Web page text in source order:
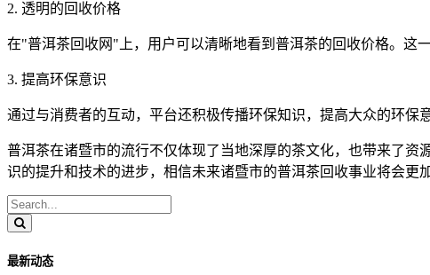
2. 透明的回收价格
在"普洱茶回收网"上，用户可以清晰地看到普洱茶的回收价格。这
3. 提高环保意识
通过与消费者的互动，平台还积极传播环保知识，提高大众的环保
普洱茶在诸暨市的流行不仅体现了当地深厚的茶文化，也带来了
识的提升和技术的进步，相信未来诸暨市的普洱茶回收事业将会更
最新动态